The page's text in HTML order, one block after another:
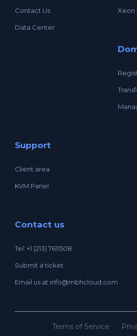
Contact Us
Data Center
Xeon
Support
Client area
KVM Panel
Contact us
Tel: +1 (213) 7611508
Submit a ticket
Email us at info@mbhcloud.com
Terms of Service